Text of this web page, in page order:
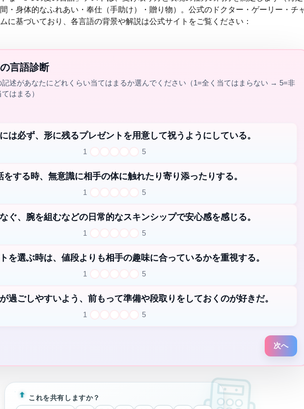
・身体的なふれあい・奉仕（手助け）・贈り物）。公式のドクター・ゲーリー・チ
に基づいており、各言語の背景や解説は公式サイトをご覧ください：
言語診断
記述があなたにどれくらい当てはまるか選んでください（1=全く当てはまらない → 5=非
はまる）
は必ず、形に残るプレゼントを用意して祝うようにしている。
1
5
をする時、無意識に相手の体に触れたり寄り添ったりする。
1
5
ぐ、腕を組むなどの日常的なスキンシップで安心感を感じる。
1
5
を選ぶ時は、値段よりも相手の趣味に合っているかを重視する。
1
5
過ごしやすいよう、前もって準備や段取りをしておくのが好きだ。
1
5
次へ
これを共有しますか？